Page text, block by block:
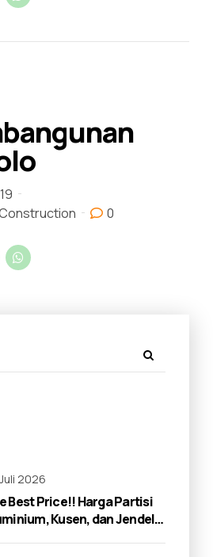
0
2026
Best Price!! Harga Partisi
Kusen, dan Jendela